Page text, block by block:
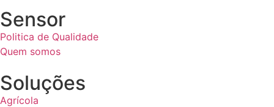
Sensor
Politica de Qualidade
Quem somos
Soluções
Agrícola